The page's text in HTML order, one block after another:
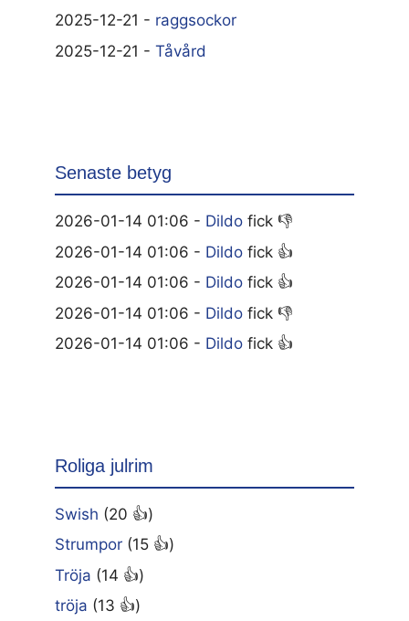
2025-12-21 - raggsockor
2025-12-21 - Tåvård
Senaste betyg
2026-01-14 01:06 - Dildo fick 👎
2026-01-14 01:06 - Dildo fick 👍
2026-01-14 01:06 - Dildo fick 👍
2026-01-14 01:06 - Dildo fick 👎
2026-01-14 01:06 - Dildo fick 👍
Roliga julrim
Swish (20 👍)
Strumpor (15 👍)
Tröja (14 👍)
tröja (13 👍)